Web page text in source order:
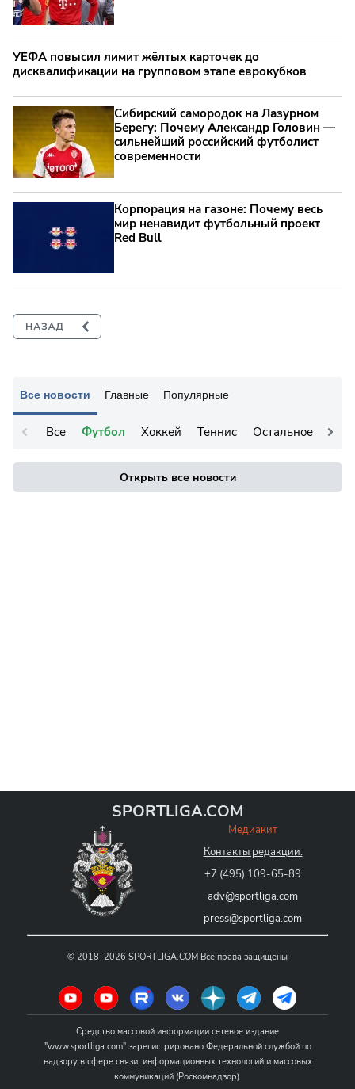
Все новости Главные Популярные
Все Футбол Хоккей Теннис Остальное
Открыть все новости
УЕФА повысил лимит жёлтых карточек до
дисквалификации на групповом этапе еврокубков
Сибирский самородок на Лазурном
Берегу: Почему Александр Головин —
сильнейший российский футболист
современности
Корпорация на газоне: Почему весь
мир ненавидит футбольный проект
Red Bull
SPORTLIGA.COM
Медиакит
Контакты редакции:
+7 (495) 109-65-89
adv@sportliga.com
press@sportliga.com
© 2018–2026 SPORTLIGA.COM Все права защищены
Средство массовой информации сетевое издание
"www.sportliga.com" зарегистрировано Федеральной службой по
надзору в сфере связи, информационных технологий и массовых
коммуникаций (Роскомнадзор).